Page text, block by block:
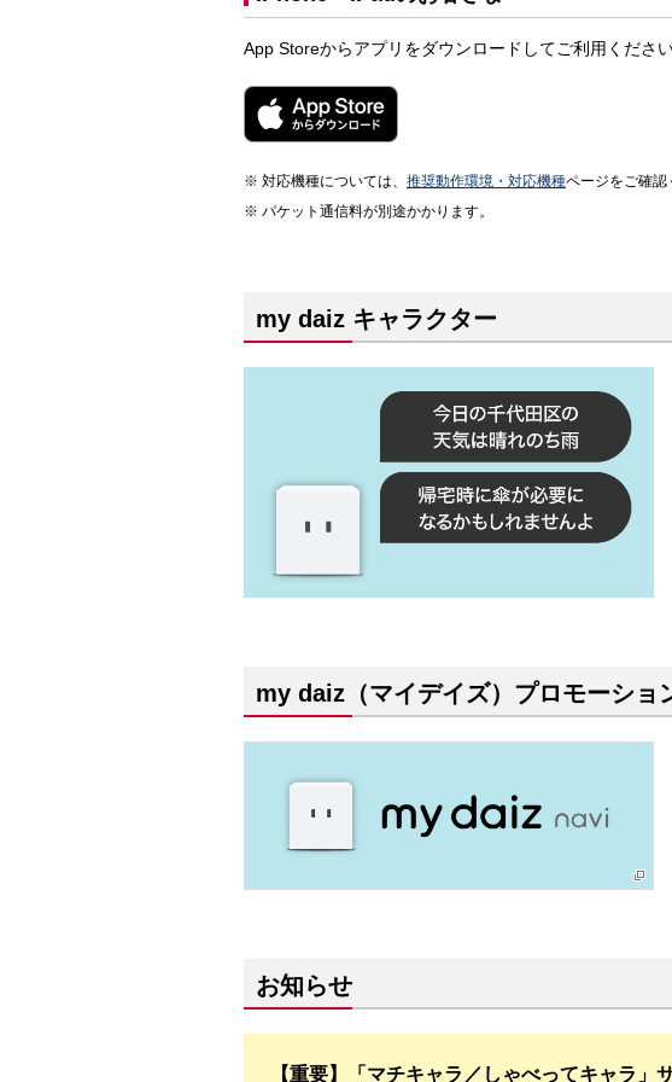
App Storeからアプリをダウンロードしてご利用ください
対応機種については、 推奨動作環境・対応機種ページをご確認
パケット通信料が別途かかります。
my daiz キャラクター
my daiz（マイデイズ）プロモーショ
お知らせ
【重要】「マチキャラ／しゃべってキャラ」